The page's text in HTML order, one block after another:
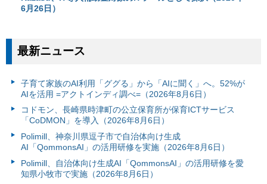
6月26日）
最新ニュース
子育て家族のAI利用「ググる」から「AIに聞く」へ。52%が
AIを活用 =アクトインディ調べ=（2026年8月6日）
コドモン、長崎県時津町の公立保育所が保育ICTサービス
「CoDMON」を導入（2026年8月6日）
Polimill、神奈川県逗子市で自治体向け生成
AI「QommonsAI」の活用研修を実施（2026年8月6日）
Polimill、自治体向け生成AI「QommonsAI」の活用研修を愛
知県小牧市で実施（2026年8月6日）